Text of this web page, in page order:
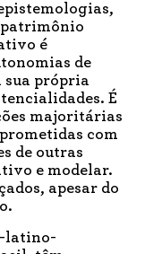
é
de
sua própria
É
majoritárias
com
de outras
e modelar.
apesar do
latino-